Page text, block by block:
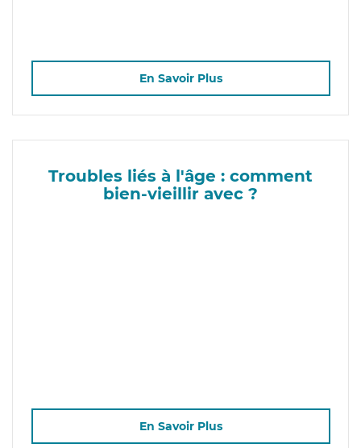
En Savoir Plus
Troubles liés à l'âge : comment
bien-vieillir avec ?
En Savoir Plus